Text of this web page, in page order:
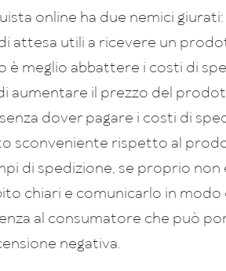
online ha due nemici
attesa utili a ricevere un
è meglio abbattere i costi di
aumentare il prezzo del
dover pagare i costi di
sconveniente rispetto al
di spedizione, se proprio
chiari e comunicarlo in
al consumatore che può
negativa.